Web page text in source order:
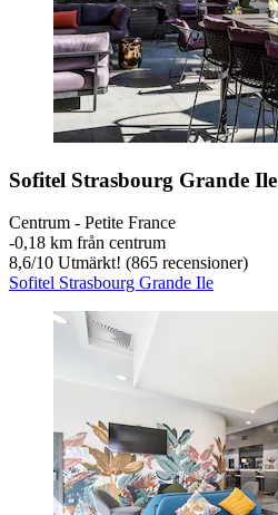
Sofitel Strasbourg Grande Ile
Centrum - Petite France
‐0,18 km från centrum
8,6/10 Utmärkt! (865 recensioner)
Sofitel Strasbourg Grande Ile